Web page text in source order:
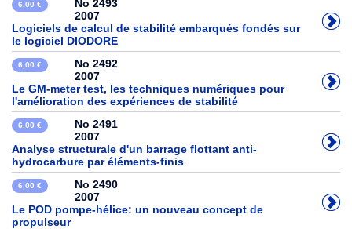
6,00 €
No 2493
2007
Logiciels de calcul de stabilité embarqués fondés sur
le logiciel DIODORE
6,00 €
No 2492
2007
Le GM-meter test, les techniques numériques pour
l'amélioration des expériences de stabilité
6,00 €
No 2491
2007
Analyse structurale d'un barrage flottant anti-
hydrocarbure par éléments-finis
6,00 €
No 2490
2007
Le POD pompe-hélice: un nouveau concept de
propulseur